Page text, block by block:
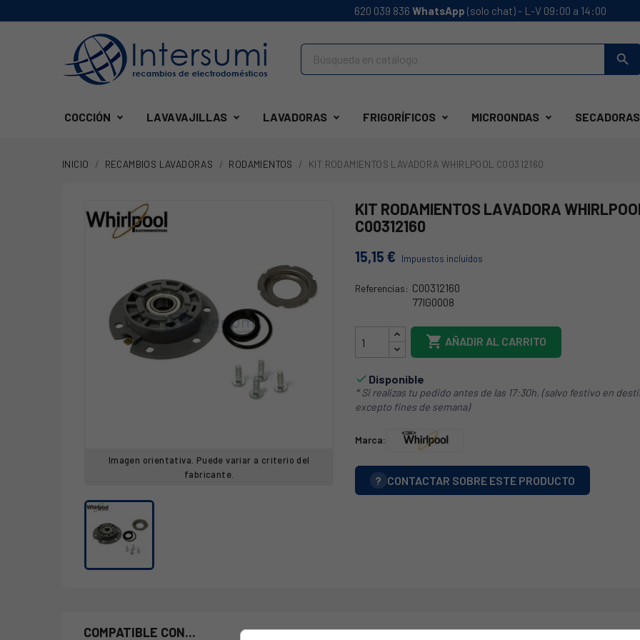
620 039 836 WhatsApp (solo chat) - L-V 09:00 a 14:00
search
COCCIÓN LAVAVAJILLAS LAVADORAS FRIGORÍFICOS MICROONDAS SECADORAS
INICIO RECAMBIOS LAVADORAS RODAMIENTOS KIT RODAMIENTOS LAVADORA WHIRLPOOL C00312160
Imagen orientativa. Puede variar a criterio del
fabricante.
KIT RODAMIENTOS LAVADORA
C00312160
15,15 € Impuestos incluidos
Referencias: C00312160
77IG0008
481231019144
 AÑADIR AL CARRITO
 Disponible
* Si realizas tu pedido antes de las 17:30h. (salvo festivo en
excepto fines de semana)
Marca:
? CONTACTAR SOBRE ESTE PRODUCTO
COMPATIBLE CON...